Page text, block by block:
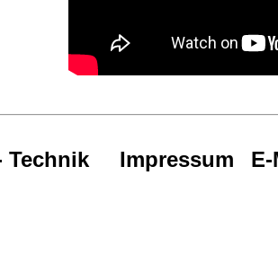
Technik Impressum